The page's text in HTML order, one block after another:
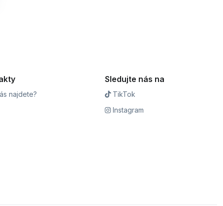
najdete?
Sledujte nás na
TikTok
Instagram